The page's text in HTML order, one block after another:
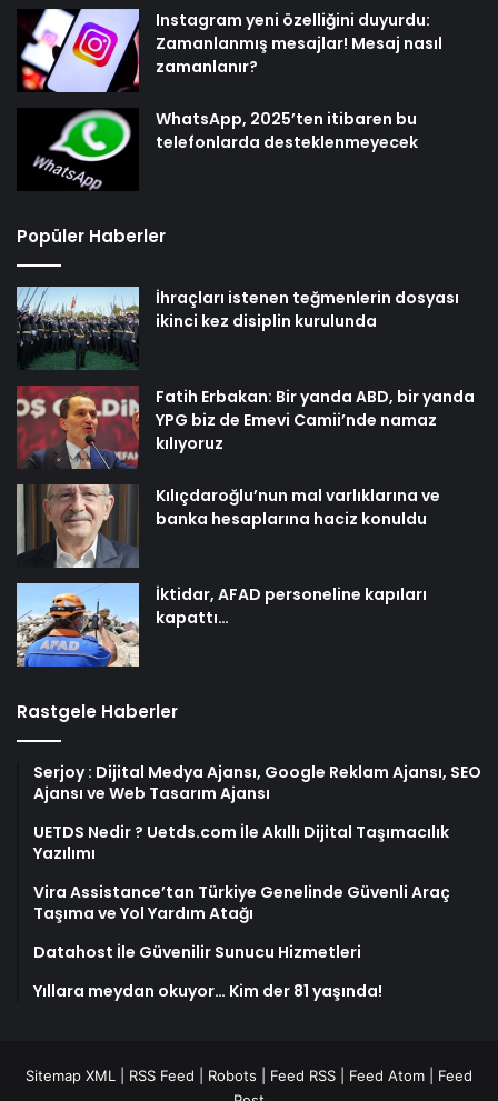
Instagram yeni özelliğini duyurdu:
Zamanlanmış mesajlar! Mesaj nasıl
zamanlanır?
WhatsApp, 2025’ten itibaren bu
telefonlarda desteklenmeyecek
Popüler Haberler
İhraçları istenen teğmenlerin dosyası
ikinci kez disiplin kurulunda
Fatih Erbakan: Bir yanda ABD, bir yanda
YPG biz de Emevi Camii’nde namaz
kılıyoruz
Kılıçdaroğlu’nun mal varlıklarına ve
banka hesaplarına haciz konuldu
İktidar, AFAD personeline kapıları
kapattı…
Rastgele Haberler
Serjoy : Dijital Medya Ajansı, Google Reklam Ajansı, SEO
Ajansı ve Web Tasarım Ajansı
UETDS Nedir ? Uetds.com İle Akıllı Dijital Taşımacılık
Yazılımı
Vira Assistance’tan Türkiye Genelinde Güvenli Araç
Taşıma ve Yol Yardım Atağı
Datahost İle Güvenilir Sunucu Hizmetleri
Yıllara meydan okuyor… Kim der 81 yaşında!
Sitemap XML RSS Feed Robots Feed RSS Feed Atom
Feed